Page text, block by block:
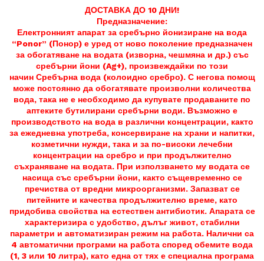
ДОСТАВКА ДО 10 ДНИ!
Предназначение:
Електронният апарат за сребърно йонизиране на вода
“Ponor” (Понор) е уред от ново поколение предназначен
за обогатяване на водата (изворна, чешмяна и др.) със
сребърни йони (Ag+), произвеждайки по този
начин Сребърна вода (колоидно сребро). С негова помощ
може постоянно да обогатявате произволни количества
вода, така не е необходимо да купувате продаваните по
аптеките бутилирани сребърни води. Възможно е
производството на вода в различни концентрации, както
за ежедневна употреба, консервиране на храни и напитки,
козметични нужди, така и за по-високи лечебни
концентрации на сребро и при продължително
съхраняване на водата. При използването му водата се
насища със сребърни йони, както същевременно се
пречиства от вредни микроорганизми. Запазват се
питейните и качества продължително време, като
придобива свойства на естествен антибиотик. Апарата се
характеризира с удобство, дълъг живот, стабилни
параметри и автоматизиран режим на работа. Налични са
4 автоматични програми на работа според обемите вода
(1, 3 или 10 литра), като една от тях е специална програма